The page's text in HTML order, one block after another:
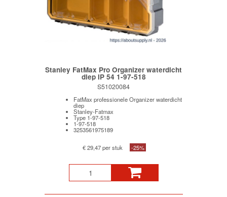
Stanley FatMax Pro Organizer waterdicht
diep IP 54 1-97-518
S51020084
FatMax professionele Organizer waterdicht
diep
Stanley-Fatmax
Type 1-97-518
1-97-518
3253561975189
€ 29,47 per stuk -25%